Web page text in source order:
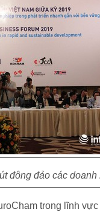
đông đảo các doanh
trong lĩnh